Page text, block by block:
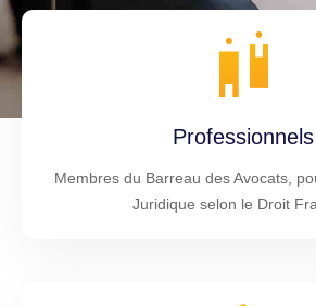
Professionnels
Membres du Barreau des Avocats,
Juridique selon le Droit